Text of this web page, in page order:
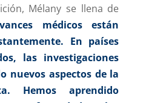
Mélany se llena de
médicos están
En países
las investigaciones
nuevos aspectos de la
Hemos aprendido